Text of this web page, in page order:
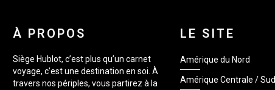
À PROPOS
Siège Hublot, c’est plus qu’un carnet
voyage, c’est une destination en soi. À
travers nos périples, vous partirez à la
LE SITE
Amérique du Nord
Amérique Centrale / Sud